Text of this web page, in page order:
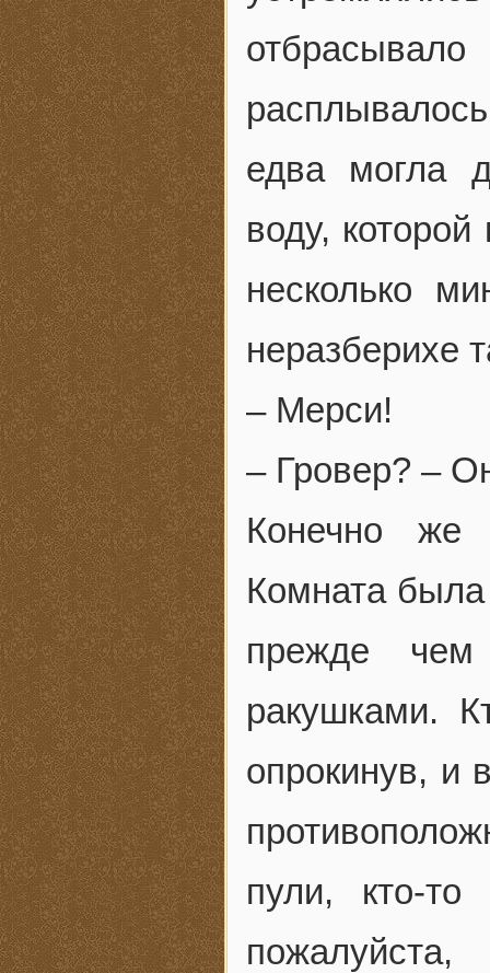
едва могла
воду,
несколько
неразберихе
– Мерси!
– Гровер? –
Конечно же
Комната была
прежде
ракушками.
опрокинув, и
пули, кто-